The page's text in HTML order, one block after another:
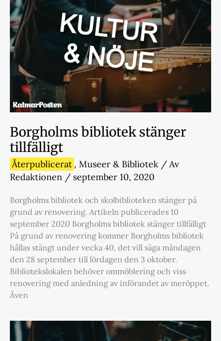
Borgholms bibliotek stänger
tillfälligt
Återpublicerat , Museer & Bibliotek / Av
Redaktionen / september 10, 2020
Borgholms bibliotek och skolbiblioteken stänger på
grund av renovering. Artikeln publicerades 10
september 2020 Borgholms bibliotek stänger tillfälligt
På grund av renovering kommer Borgholms bibliotek
hållas stängt under vecka 40, det vill säga måndagen
den 28 september till lördagen den 3 oktober.
Bibliotekslokalen behöver ommöblering och viss
renovering med anledning av införandet av meröppet.
Även